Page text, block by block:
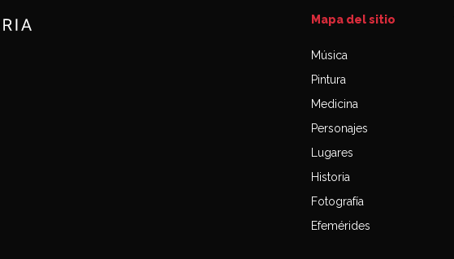
Mapa del sitio
Música
Pintura
Medicina
Personajes
Lugares
Historia
Fotografía
Efemérides